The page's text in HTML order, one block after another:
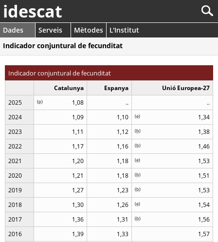
idescat
Dades Serveis Mètodes
L'Institut
Indicador conjuntural de fecunditat
Indicador conjuntural de fecunditat
Catalunya Espanya
Unió Europea-27
2025
1,08
(p) ..
..
2024
1,09 1,10 1,34
(e)
2023 1,11 1,12 1,38
(b)
2022 1,17 1,16 1,46
(b)
2021 1,20 1,18 1,53
(e)
2020 1,21 1,18 1,51
(b)
2019 1,27 1,23 1,53
(b)
2018 1,30 1,26 1,54
(e)
2017 1,36 1,31 1,56
(b)
2016 1,39 1,33
1,57